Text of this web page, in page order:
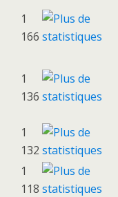
1
166
1
136
1
132
1
118